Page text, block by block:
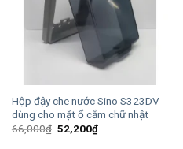
Hộp đậy che nước Sino S323DV
dùng cho mặt ổ cắm chữ nhật
66,000₫ Giá
gốc
52,200₫Giá
hiện